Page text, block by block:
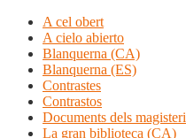
A cel obert
A cielo abierto
Blanquerna (CA)
Blanquerna (ES)
Contrastes
Contrastos
Documents dels magisteri
La gran biblioteca (CA)